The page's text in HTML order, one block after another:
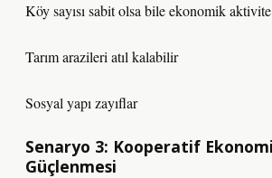
Köy sayısı sabit olsa bile ekonomik aktivite
Tarım arazileri atıl kalabilir
Sosyal yapı zayıflar
Senaryo 3: Kooperatif
Güçlenmesi